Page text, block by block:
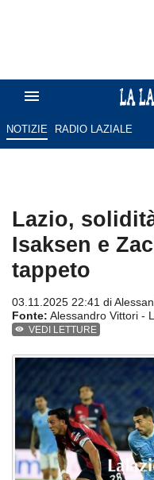
NOTIZIE RADIO LAZIALE
Lazio,
Isaksen e
tappeto
03.11.2025 22:41 di
Fonte: Alessandro Vittori -
VEDI LETTURE